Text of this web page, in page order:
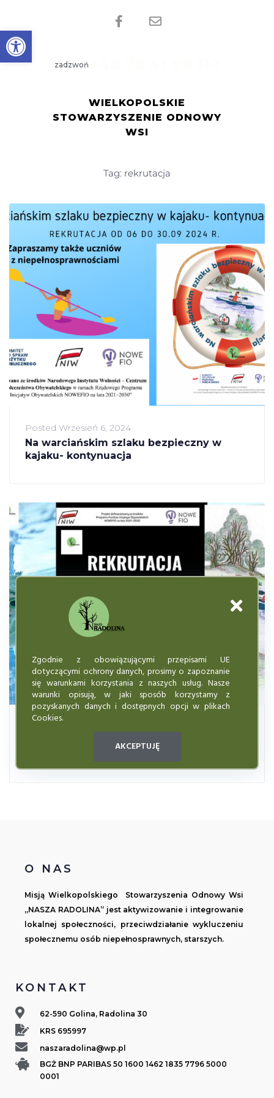
Open toolbar
WIELKOPOLSKIE
STOWARZYSZENIE ODNOWY
WSI
zadzwoń
Tag: rekrutacja
Posted Wrzesień 6, 2024
Na warciańskim szlaku bezpieczny w
kajaku- kontynuacja
Na warciańskim szlaku bezpieczny w
O NAS
Misją Wielkopolskiego Stowarzyszenia Odnowy Wsi
„NASZA RADOLINA” jest aktywizowanie i integrowanie
lokalnej społeczności, przeciwdziałanie wykluczeniu
społecznemu osób niepełnosprawnych, starszych.
KONTAKT
62-590 Golina, Radolina 30
KRS 695997
naszaradolina@wp.pl
BGŻ BNP PARIBAS 50 1600 1462 1835 7796 5000
0001
Zgodnie z obowiązującymi przepisami UE
dotyczącymi ochrony danych, prosimy o zapoznanie
się warunkami korzystania z naszych usług. Nasze
warunki opisują, w jaki sposób korzystamy z
pozyskanych danych i dostępnych opcji w plikach
Cookies.
AKCEPTUJĘ